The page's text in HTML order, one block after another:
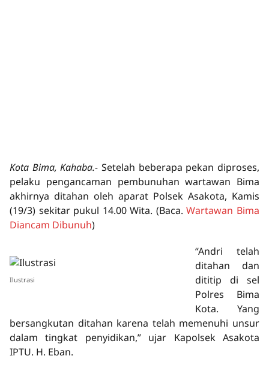
Kota Bima, Kahaba.- Setelah beberapa pekan diproses,
pelaku pengancaman pembunuhan wartawan Bima
akhirnya ditahan oleh aparat Polsek Asakota, Kamis
(19/3) sekitar pukul 14.00 Wita. (Baca.Wartawan Bima
Diancam Dibunuh)
Ilustrasi
“Andri telah
ditahan dan
dititip di sel
Polres Bima
Kota. Yang
bersangkutan ditahan karena telah memenuhi unsur
dalam tingkat penyidikan,” ujar Kapolsek Asakota
IPTU. H. Eban.